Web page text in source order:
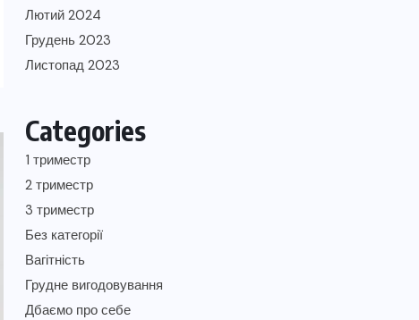
Лютий 2024
Грудень 2023
Листопад 2023
Categories
1 триместр
2 триместр
3 триместр
Без категорії
Вагітність
Грудне вигодовування
Дбаємо про себе